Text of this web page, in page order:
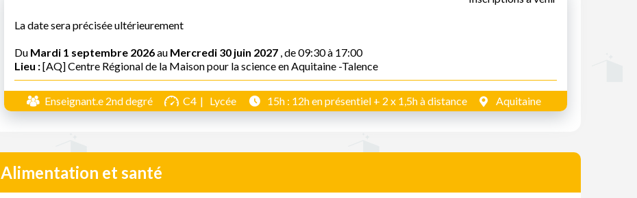
La date sera précisée ultérieurement
Du Mardi 1 septembre 2026au Mercredi 30 juin 2027 , de 09:30 à 17:00
Lieu :[AQ] Centre Régional de la Maison pour la science en Aquitaine -Talence
Enseignant.e 2nd degré C4 Lycée 15h : 12h en présentiel + 2 x 1,5h à distance Aquitaine
Alimentation et santé